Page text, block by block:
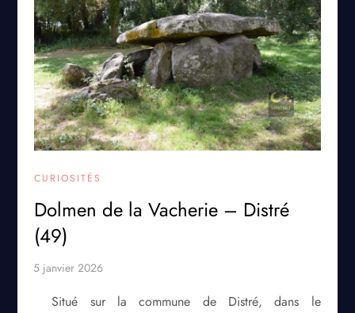
CURIOSITÉS
Dolmen de la Vacherie – Distré
(49)
Situé sur la commune de Distré, dans le